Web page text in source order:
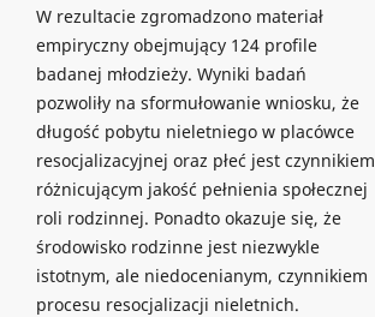
W rezultacie zgromadzono materiał
empiryczny obejmujący 124 profile
badanej młodzieży. Wyniki badań
pozwoliły na sformułowanie wniosku, że
długość pobytu nieletniego w placówce
resocjalizacyjnej oraz płeć jest czynnikiem
różnicującym jakość pełnienia społecznej
roli rodzinnej. Ponadto okazuje się, że
środowisko rodzinne jest niezwykle
istotnym, ale niedocenianym, czynnikiem
procesu resocjalizacji nieletnich.